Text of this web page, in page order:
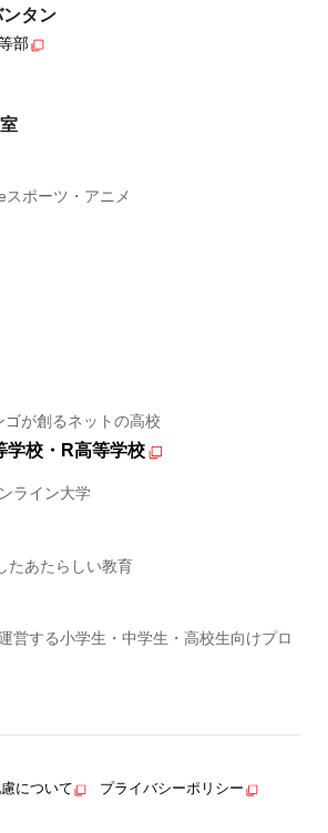
タン
部
ポーツ・アニメ
ゴが創るネットの高校
学校・R高等学校
ライン大学
たあたらしい教育
営する小学生・中学生・高校生向けプロ
について プライバシーポリシー